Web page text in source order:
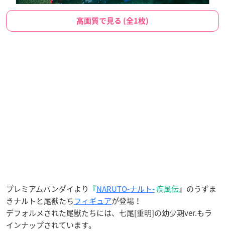
高画質で見る (全1枚)
プレミアムバンダイより 『NARUTO-ナルト-疾風伝』 のうずま
きナルトと尾獣たちフィギュアが登場！
デフォルメされた尾獣たちには、七尾[重明]の幼少期ver.もラ
インナップされています。